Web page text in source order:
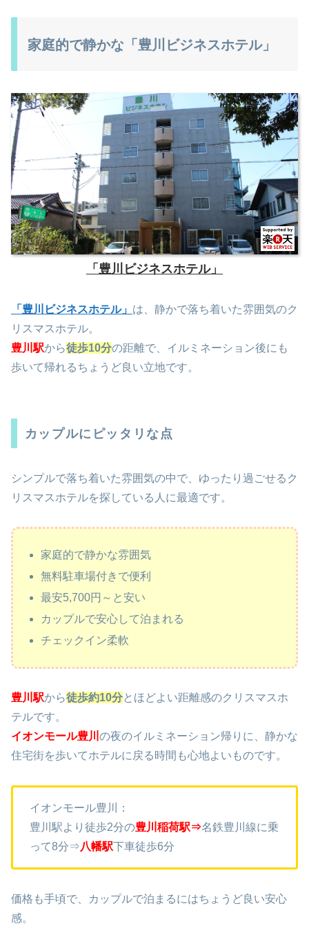
家庭的で静かな「豊川ビジネスホテル」
「豊川ビジネスホテル」
「豊川ビジネスホテル」 は、静かで落ち着いた雰囲気のク
リスマスホテル。
豊川駅から徒歩10分の距離で、イルミネーション後にも
歩いて帰れるちょうど良い立地です。
カップルにピッタリな点
シンプルで落ち着いた雰囲気の中で、ゆったり過ごせるク
リスマスホテルを探している人に最適です。
家庭的で静かな雰囲気
無料駐車場付きで便利
最安5,700円～と安い
カップルで安心して泊まれる
チェックイン柔軟
豊川駅から徒歩約10分とほどよい距離感のクリスマスホ
テルです。
イオンモール豊川 の夜のイルミネーション帰りに、静かな
住宅街を歩いてホテルに戻る時間も心地よいものです。
イオンモール豊川：
豊川駅より徒歩2分の豊川稲荷駅⇒名鉄豊川線に乗
って8分⇒八幡駅下車徒歩6分
価格も手頃で、カップルで泊まるにはちょうど良い安心
感。